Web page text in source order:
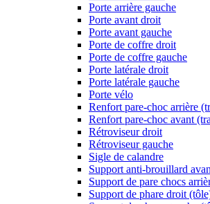
Porte arrière gauche
Porte avant droit
Porte avant gauche
Porte de coffre droit
Porte de coffre gauche
Porte latérale droit
Porte latérale gauche
Porte vélo
Renfort pare-choc arrière
Renfort pare-choc avant
Rétroviseur droit
Rétroviseur gauche
Sigle de calandre
Support anti-brouillard
Support de pare chocs
Support de phare droit